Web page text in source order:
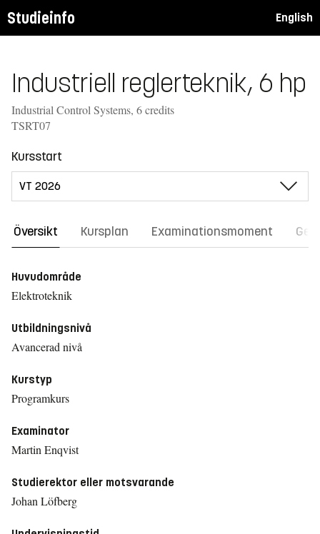
Studieinfo English
Industriell reglerteknik, 6 hp
Industrial Control Systems, 6 credits
TSRT07
Kursstart
Översikt Kursplan Examinationsmoment
Huvudområde
Elektroteknik
Utbildningsnivå
Avancerad nivå
Kurstyp
Programkurs
Examinator
Martin Enqvist
Studierektor eller motsvarande
Johan Löfberg